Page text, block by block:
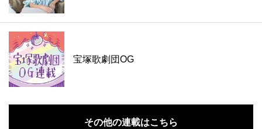
宝塚歌劇団OG
その他の連載はこちら